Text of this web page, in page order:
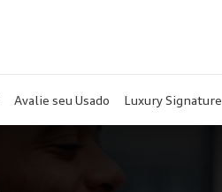
Avalie seu Usado Luxury Signature